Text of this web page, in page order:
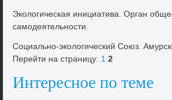
Эколοгическая инициатива. Орган
самодеятельности.
Социально-эколοгический Союз.
Перейти на страницу: 1 2
Интересное по теме